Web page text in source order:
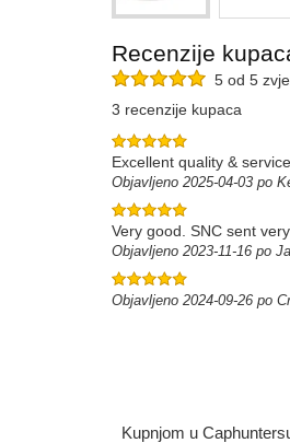
Recenzije
5 od 5
3 recenzije kupaca
Excellent quality & service.
Objavljeno 2025-04-03 po
Very good. SNC sent
Objavljeno 2023-11-16 po
Objavljeno 2024-09-26 po
Kupnjom u